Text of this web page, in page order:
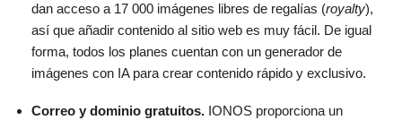
dan acceso a 17 000 imágenes libres de regalías (royalty),
así que añadir contenido al sitio web es muy fácil. De igual
forma, todos los planes cuentan con un generador de
imágenes con IA para crear contenido rápido y exclusivo.
Correo y dominio gratuitos. IONOS proporciona un